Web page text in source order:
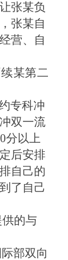
张某负
张某自
营、自
某第二
专科冲
双一流
分以上
后安排
自己的
了自己
的与
部双向